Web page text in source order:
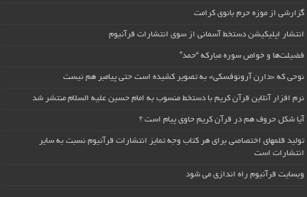
گزارشی از موزه حرم بانوی کرامت
انتشار اپلیکیشن دستخط آسمانی از سوی انتشارات قرآنیوم
فضیلت‌ها و خواص سوره مبارکه “حمد”
نوحی که «دارِن آرونوفسکی» به تصویر کشیده است حتی پیامبر هم نیست
نرم افزار آنلاین قرآن کریم با دستخط منسوب به امام حسین علیه السلام منتشر شد
آیا شکل حروف هم در قرآن کریم حاوی پیام است ؟
تولید قلمهای اختصاصی برای هر کتاب وجه تمایز انتشارات قرآنیوم نسبت به سایر
انتشارات است
وبسایت قرآنیوم راه اندازی می شود